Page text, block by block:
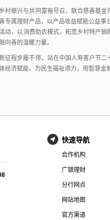
村振兴与共同富裕号召， 联合慈善基金
专属理财产品， 以产品收益赋能公益事
动， 以消费助农模式， 拓宽乡村特产销
向善的温暖力量。
征程步履不停。 站在中国人寿客户节二
经济赋能、 为民生福祉添力， 用智慧金
快速导航
合作机构
广银理财
分行网点
网站地图
官方渠道